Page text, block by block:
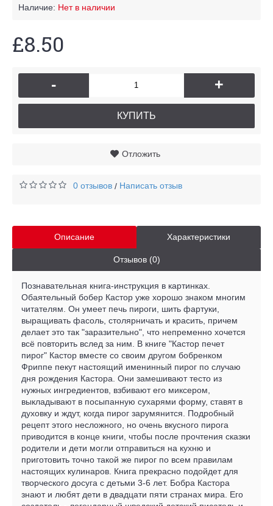
Наличие: Нет в наличии
£8.50
- +
КУПИТЬ
Отложить
0 отзывов / Написать отзыв
Описание Характеристики
Отзывов (0)
Познавательная книга-инструкция в картинках.
Обаятельный бобер Кастор уже хорошо знаком многим
читателям. Он умеет печь пироги, шить фартуки,
выращивать фасоль, столярничать и красить, причем
делает это так "заразительно", что непременно хочется
всё повторить вслед за ним. В книге "Кастор печет
пирог" Кастор вместе со своим другом бобренком
Фриппе пекут настоящий именинный пирог по случаю
дня рождения Кастора. Они замешивают тесто из
нужных ингредиентов, взбивают его миксером,
выкладывают в посыпанную сухарями форму, ставят в
духовку и ждут, когда пирог зарумянится. Подробный
рецепт этого несложного, но очень вкусного пирога
приводится в конце книги, чтобы после прочтения сказки
родители и дети могли отправиться на кухню и
приготовить точно такой же пирог по всем правилам
настоящих кулинаров. Книга прекрасно подойдет для
творческого досуга с детьми 3-6 лет. Бобра Кастора
знают и любят дети в двадцати пяти странах мира. Его